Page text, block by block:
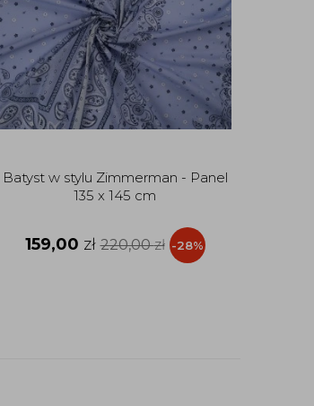
Batyst w stylu Zimmerman - Panel
135 x 145 cm
159,00 zł 220,00zł -28%